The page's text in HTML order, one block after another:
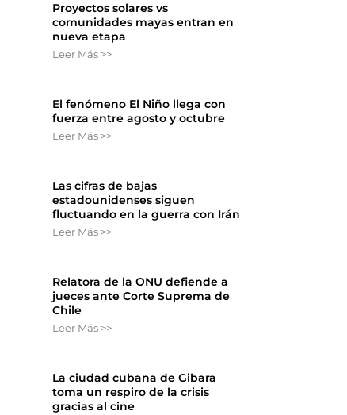
Proyectos solares vs
comunidades mayas entran en
nueva etapa
Leer Más >>
El fenómeno El Niño llega con
fuerza entre agosto y octubre
Leer Más >>
Las cifras de bajas
estadounidenses siguen
fluctuando en la guerra con Irán
Leer Más >>
Relatora de la ONU defiende a
jueces ante Corte Suprema de
Chile
Leer Más >>
La ciudad cubana de Gibara
toma un respiro de la crisis
gracias al cine